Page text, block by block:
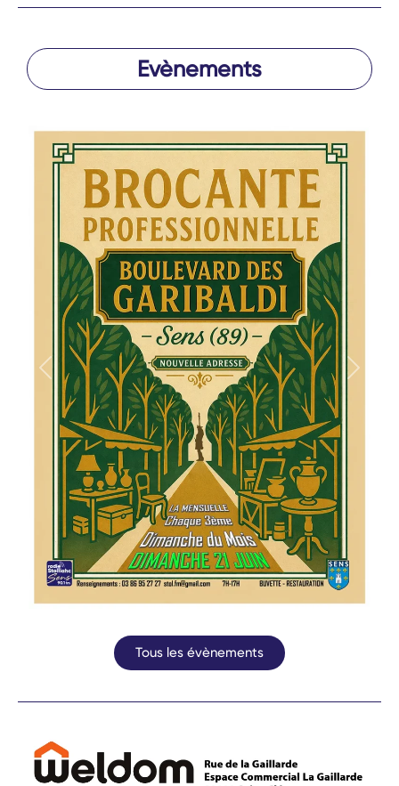
Evènements
Précédent
Tous les évènements